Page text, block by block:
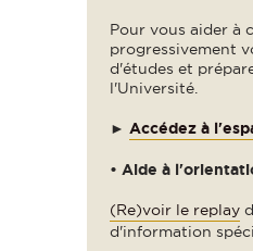
Pour vous aider à
progressivement
d'études et
l'Université.
► Accédez à
• Aide à
(Re)voir le replay
d'information